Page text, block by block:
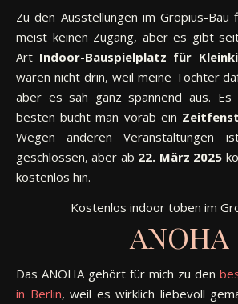
Zu den Ausstellungen im Gropius-Bau
meist keinen Zugang, aber es gibt
Art Indoor-Bauspielplatz für
waren nicht drin, weil meine Tochter
aber es sah ganz spannend aus.
besten bucht man vorab ein
Wegen anderen Veranstaltungen
geschlossen, aber ab 22. März 2025
kostenlos hin.
Kostenlos indoor toben im
ANOHA
Das ANOHA gehört für mich zu den
in Berlin, weil es wirklich liebevoll